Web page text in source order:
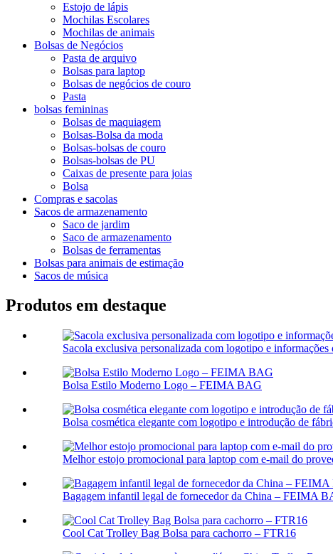
Estojo de lápis
Mochilas Escolares
Mochilas de animais
Bolsas de Negócios
Pasta de arquivo
Bolsas para laptop
Bolsas de negócios de couro
Pasta
bolsas femininas
Bolsas de maquiagem
Bolsas-Bolsa da moda
Bolsas-bolsas de couro
Bolsas-bolsas de PU
Caixas de presente para joias
Bolsa
Compras e sacolas
Sacos de armazenamento
Saco de jardim
Saco de armazenamento
Bolsas de ferramentas
Bolsas para animais de estimação
Sacos de música
Produtos em destaque
Sacola exclusiva personalizada com logotipo e informações
Bolsa Estilo Moderno Logo – FEIMA BAG
Bolsa cosmética elegante com logotipo e introdução de
Melhor estojo promocional para laptop com e-mail do
Bagagem infantil legal de fornecedor da China – FEIMA
Cool Cat Trolley Bag Bolsa para cachorro – FTR16